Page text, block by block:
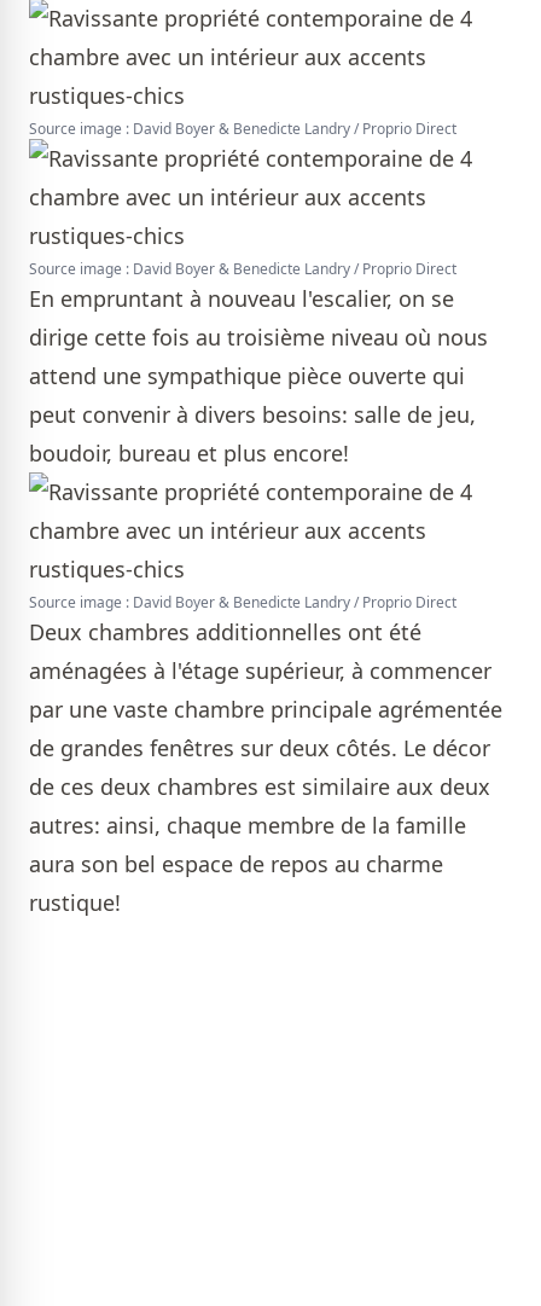
Source image : David Boyer & Benedicte Landry / Proprio Direct
Source image : David Boyer & Benedicte Landry / Proprio Direct
En empruntant à nouveau l'escalier, on se
dirige cette fois au troisième niveau où nous
attend une sympathique pièce ouverte qui
peut convenir à divers besoins: salle de jeu,
boudoir, bureau et plus encore!
Source image : David Boyer & Benedicte Landry / Proprio Direct
Deux chambres additionnelles ont été
aménagées à l'étage supérieur, à commencer
par une vaste chambre principale agrémentée
de grandes fenêtres sur deux côtés. Le décor
de ces deux chambres est similaire aux deux
autres: ainsi, chaque membre de la famille
aura son bel espace de repos au charme
rustique!